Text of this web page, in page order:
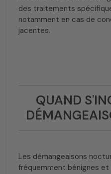
des traitements
notamment en cas de
jacentes.
QUAND
Les démangeaisons
fréquemment bénignes et